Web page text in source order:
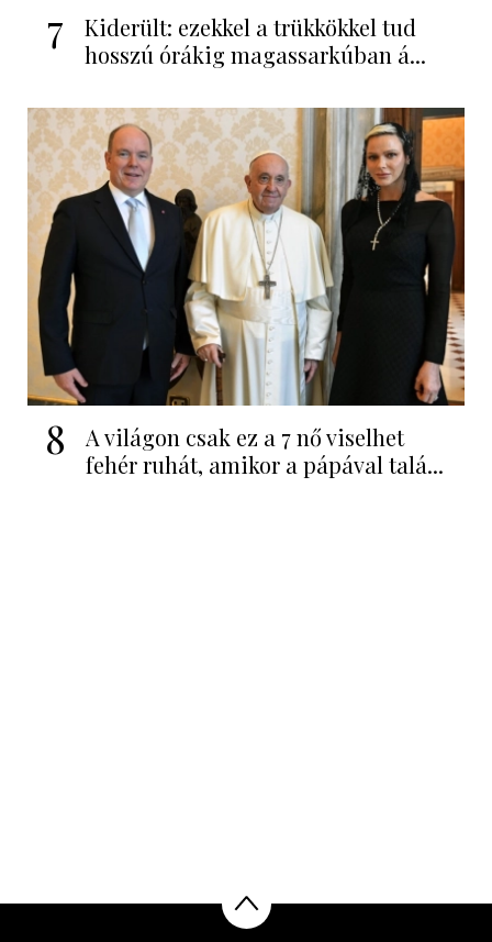
7
Kiderült: ezekkel a trükkökkel tud
hosszú órákig magassarkúban á...
8
A világon csak ez a 7 nő viselhet
fehér ruhát, amikor a pápával talá...